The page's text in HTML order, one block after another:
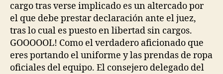
cargo tras verse implicado es un altercado por
el que debe prestar declaración ante el juez,
tras lo cual es puesto en libertad sin cargos.
GOOOOOL! Como el verdadero aficionado que
eres portando el uniforme y las prendas de ropa
oficiales del equipo. El consejero delegado del